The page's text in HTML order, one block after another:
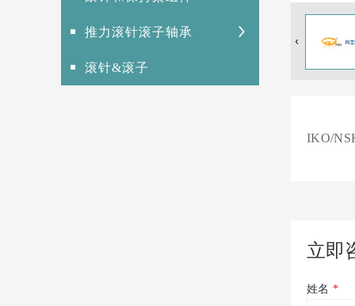
推力滚针滚子轴承
滚针&滚子
IKO/
立即
姓名 *